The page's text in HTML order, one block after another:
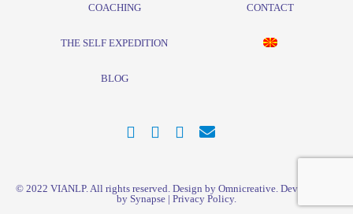
COACHING
THE SELF EXPEDITION
BLOG
CONTACT
© 2022 VIANLP. All rights reserved. Design by Omnicreative. Development
by Synapse | Privacy Policy.